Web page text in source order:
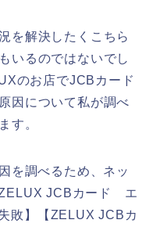
を解決したくこちら
いるのではないでし
のお店でJCBカード
因について私が調べ
す。
を調べるため、ネッ
ZELUX JCBカード エ
敗】【ZELUX JCBカ